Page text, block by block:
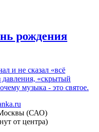
рождения
и не сказал «всё
давления, «скрытый
музыка - это святое.
Москвы (САО)
от центра)